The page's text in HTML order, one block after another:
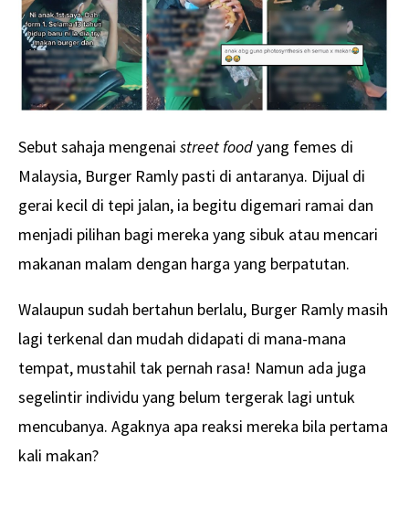
Sebut sahaja mengenai street foodyang femes di
Malaysia, Burger Ramly pasti di antaranya. Dijual di
gerai kecil di tepi jalan, ia begitu digemari ramai dan
menjadi pilihan bagi mereka yang sibuk atau mencari
makanan malam dengan harga yang berpatutan.
Walaupun sudah bertahun berlalu, Burger Ramly masih
lagi terkenal dan mudah didapati di mana-mana
tempat, mustahil tak pernah rasa! Namun ada juga
segelintir individu yang belum tergerak lagi untuk
mencubanya. Agaknya apa reaksi mereka bila pertama
kali makan?